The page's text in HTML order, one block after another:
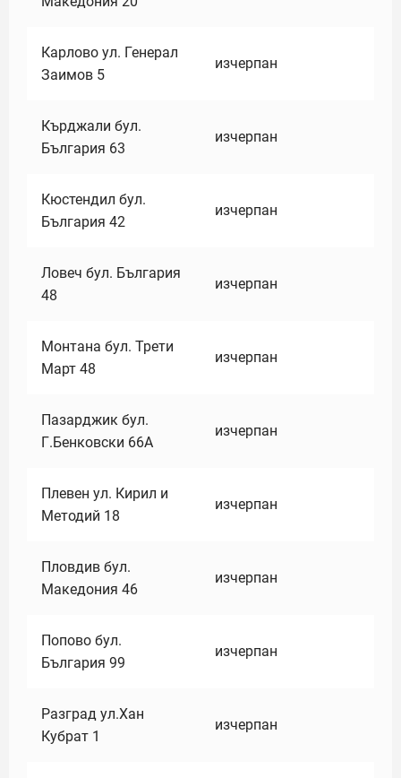
Карлово ул. Генерал
Заимов 5
изчерпан
Кърджали бул.
България 63
изчерпан
Кюстендил бул.
България 42
изчерпан
Ловеч бул. България
48
изчерпан
Монтана бул. Трети
Март 48
изчерпан
Пазарджик бул.
Г.Бенковски 66А
изчерпан
Плевен ул. Кирил и
Методий 18
изчерпан
Пловдив бул.
Македония 46
изчерпан
Попово бул.
България 99
изчерпан
Разград ул.Хан
Кубрат 1
изчерпан